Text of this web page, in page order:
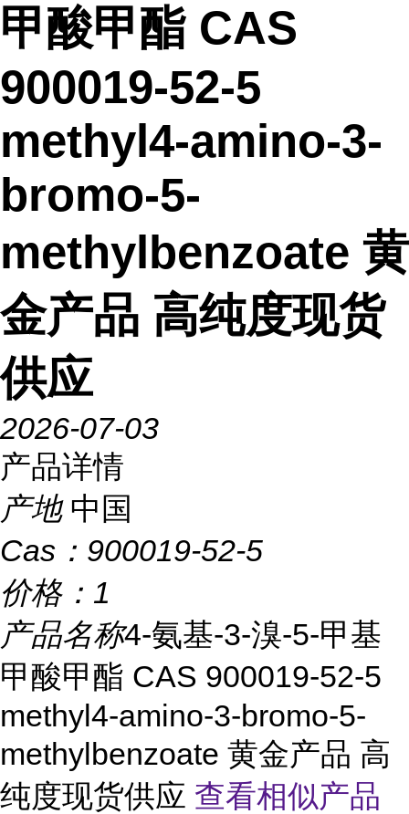
甲酸甲酯 CAS
900019-52-5
methyl4-amino-3-
bromo-5-
methylbenzoate 黄
金产品 高纯度现货
供应
2026-07-03
产品详情
产地 中国
Cas： 900019-52-5
价格： 1
产品名称4-氨基-3-溴-5-甲基
甲酸甲酯 CAS 900019-52-5
methyl4-amino-3-bromo-5-
methylbenzoate 黄金产品 高
纯度现货供应 查看相似产品